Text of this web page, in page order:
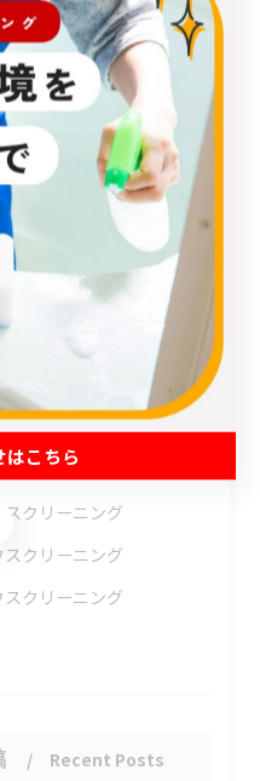
る 次のページ >
ー
スクリーニング
クリーニング
クリーニング
クリーニング
Recent Posts
はこちら
はこちら